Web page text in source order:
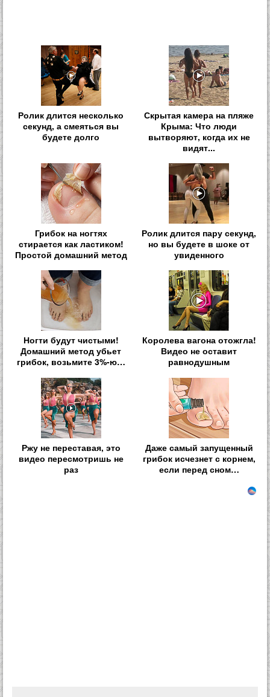
Ролик длится несколько
секунд, а смеяться вы
будете долго
Скрытая камера на пляже
Крыма: Что люди
вытворяют, когда их не
видят...
Грибок на ногтях
стирается как ластиком!
Простой домашний метод
Ролик длится пару секунд,
но вы будете в шоке от
увиденного
Ногти будут чистыми!
Домашний метод убьет
грибок, возьмите 3%-ю…
Королева вагона отожгла!
Видео не оставит
равнодушным
Ржу не переставая, это
видео пересмотришь не
раз
Даже самый запущенный
грибок исчезнет с корнем,
если перед сном…